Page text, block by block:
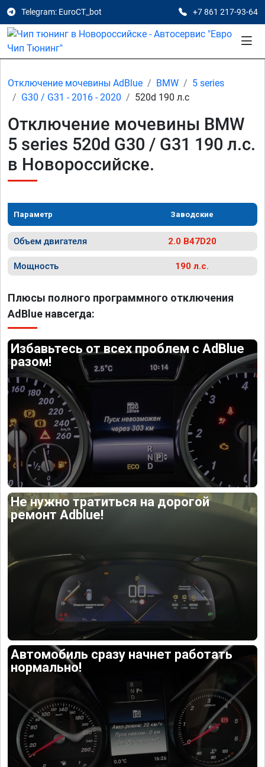
Telegram: EuroCT_bot +7 861 217-93-64
Отключение мочевины AdBlue BMW
5 series
G30 / G31 - 2016 - 2020
520d 190 л.с
Отключение мочевины BMW
5 series 520d G30 / G31 190 л.с.
в Новороссийске.
Параметр Заводские
Объем двигателя 2.0 B47D20
Мощность 190 л.с.
Плюсы полного программного отключения
AdBlue навсегда:
Избавьтесь от всех проблем с AdBlue
разом!
Не нужно тратиться на дорогой
ремонт Adblue!
Автомобиль сразу начнет работать
нормально!